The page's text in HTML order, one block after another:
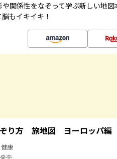
や関係性をなぞって学ぶ新しい地
もイキイキ！
り方 旅地図 ヨーロッパ編
康
売